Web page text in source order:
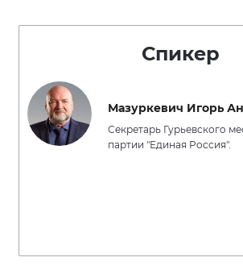
Спикер
Мазуркевич Игорь
Секретарь Гурьевского
партии "Единая Россия".